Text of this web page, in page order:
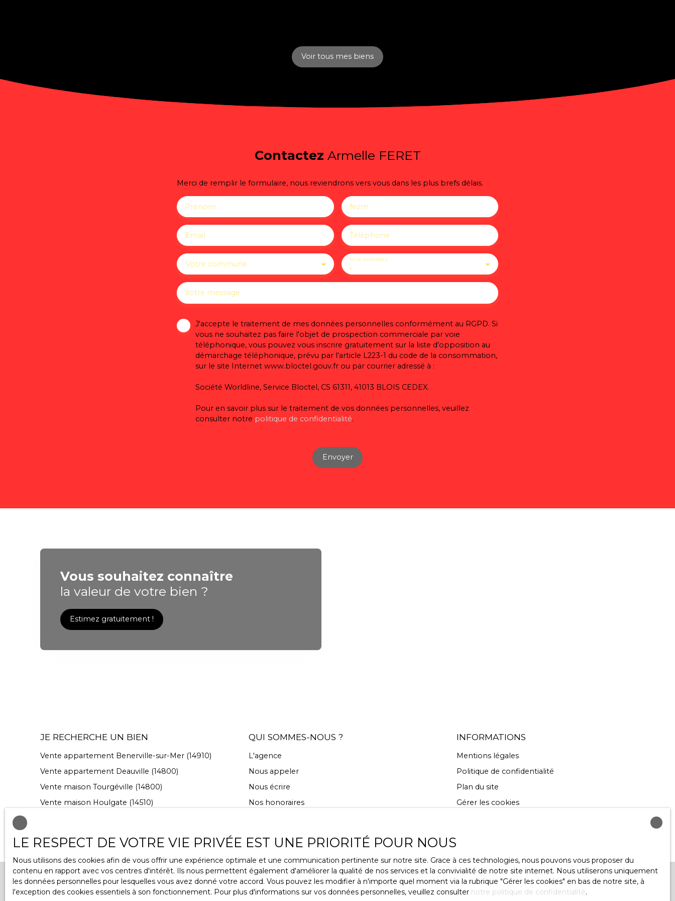
Voir tous mes biens
Contactez Armelle FERET
Merci de remplir le formulaire, nous reviendrons vers vous dans les plus brefs délais.
Prénom Nom
Email Téléphone
Votre commune -
Vous souhaitez
Votre message
J'accepte le traitement de mes données personnelles conformément au RGPD. Si
vous ne souhaitez pas faire l'objet de prospection commerciale par voie
téléphonique, vous pouvez vous inscrire gratuitement sur la liste d'opposition au
démarchage téléphonique, prévu par l'article L223-1 du code de la consommation,
sur le site Internet www.bloctel.gouv.fr ou par courrier adressé à :
Société Worldline, Service Bloctel, CS 61311, 41013 BLOIS CEDEX.
Pour en savoir plus sur le traitement de vos données personnelles, veuillez
consulter notre politique de confidentialité.
Envoyer
Vous souhaitez connaître
la valeur de votre bien ?
Estimez gratuitement !
JE RECHERCHE UN BIEN
Vente appartement Benerville-sur-Mer (14910)
Vente appartement Deauville (14800)
Vente maison Tourgéville (14800)
Vente maison Houlgate (14510)
QUI SOMMES-NOUS ?
L'agence
Nous appeler
Nous écrire
Nos honoraires
INFORMATIONS
Mentions légales
Politique de confidentialité
Plan du site
Gérer les cookies
+33 2 31 81 54 56
30 rue Gambetta 14800
LE RESPECT DE VOTRE VIE PRIVÉE EST UNE PRIORITÉ POUR NOUS
Nous utilisons des cookies afin de vous offrir une expérience optimale et une communication pertinente sur notre site. Grace à ces technologies, nous pouvons vous proposer du
contenu en rapport avec vos centres d'intérêt. Ils nous permettent également d'améliorer la qualité de nos services et la convivialité de notre site internet. Nous utiliserons uniquement
les données personnelles pour lesquelles vous avez donné votre accord. Vous pouvez les modifier à n'importe quel moment via la rubrique ″Gérer les cookies″ en bas de notre site, à
l'exception des cookies essentiels à son fonctionnement. Pour plus d'informations sur vos données personnelles, veuillez consulter notre politique de confidentialité.